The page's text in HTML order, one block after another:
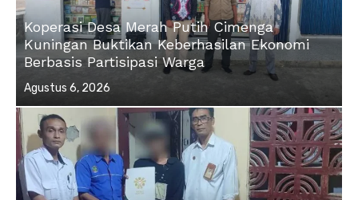
Koperasi Desa Merah Putih Cimenga
Kuningan Buktikan Keberhasilan Ekonomi
Berbasis Partisipasi Warga
Posted
on
Agustus 6, 2026